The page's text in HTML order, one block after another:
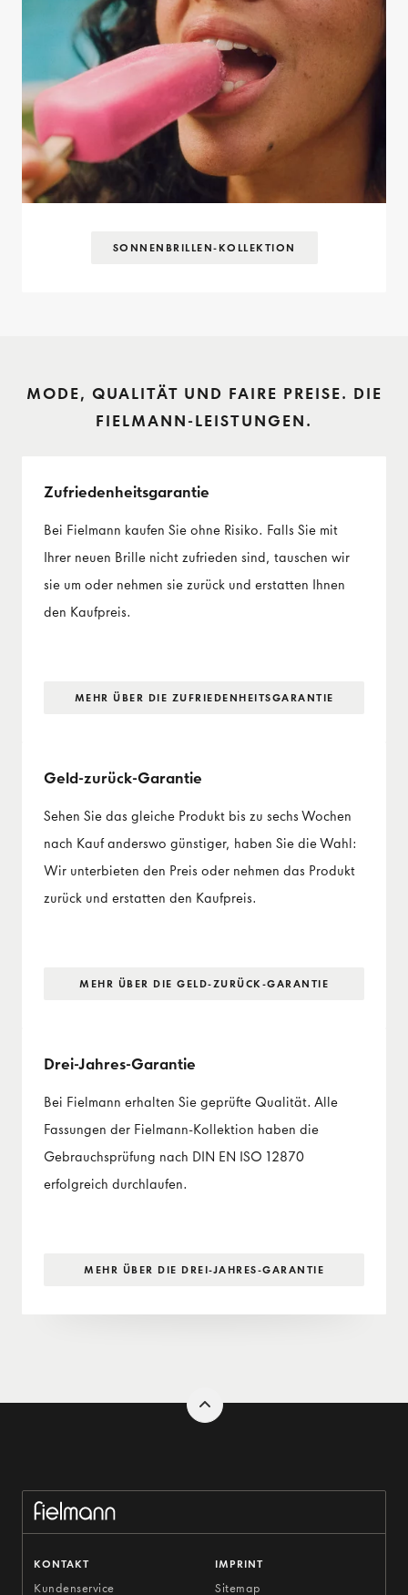
SONNENBRILLEN-KOLLEKTION
MODE, QUALITÄT UND FAIRE PREISE. DIE
FIELMANN-LEISTUNGEN.
Zufriedenheits­garantie
Bei Fielmann kaufen Sie ohne Risiko. Falls Sie mit
Ihrer neuen Brille nicht zufrieden sind, tauschen wir
sie um oder nehmen sie zurück und erstatten Ihnen
den Kaufpreis.
MEHR ÜBER DIE ZUFRIEDENHEITS­GARANTIE
Geld-zurück-Garantie
Sehen Sie das gleiche Produkt bis zu sechs Wochen
nach Kauf anderswo günstiger, haben Sie die Wahl:
Wir unterbieten den Preis oder nehmen das Produkt
zurück und erstatten den Kaufpreis.
MEHR ÜBER DIE GELD-ZURÜCK-GARANTIE
Drei-Jahres-Garantie
Bei Fielmann erhalten Sie geprüfte Qualität. Alle
Fassungen der Fielmann-Kollektion haben die
Gebrauchsprüfung nach DIN EN ISO 12870
erfolgreich durchlaufen.
MEHR ÜBER DIE DREI-JAHRES-GARANTIE
KONTAKT
Kundenservice
IMPRINT
Sitemap